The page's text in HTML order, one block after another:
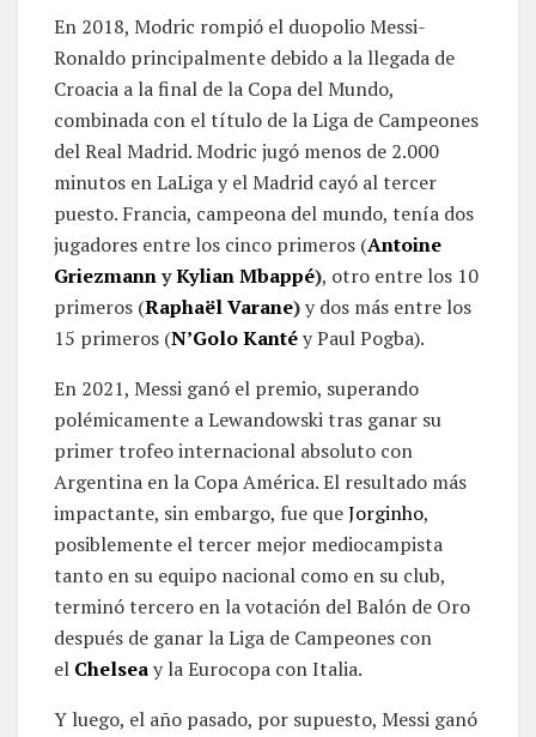
En 2018, Modric rompió el duopolio Messi-
Ronaldo principalmente debido a la llegada de
Croacia a la final de la Copa del Mundo,
combinada con el título de la Liga de Campeones
del Real Madrid. Modric jugó menos de 2.000
minutos en LaLiga y el Madrid cayó al tercer
puesto. Francia, campeona del mundo, tenía dos
jugadores entre los cinco primeros (Antoine
GriezmannyKylian Mbappé), otro entre los 10
primeros (Raphaël Varane)y dos más entre los
15 primeros (N’Golo Kantéy Paul Pogba).
En 2021, Messi ganó el premio, superando
polémicamente a Lewandowski tras ganar su
primer trofeo internacional absoluto con
Argentina en la Copa América. El resultado más
impactante, sin embargo, fue queJorginho,
posiblemente el tercer mejor mediocampista
tanto en su equipo nacional como en su club,
terminó tercero en la votación del Balón de Oro
después de ganar la Liga de Campeones con
el Chelseay la Eurocopa con Italia.
Y luego, el año pasado, por supuesto, Messi ganó